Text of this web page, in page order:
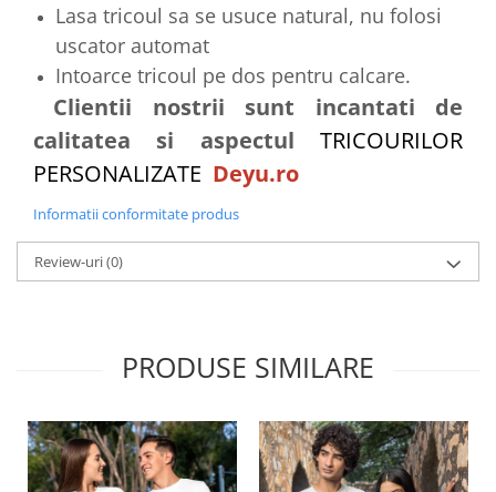
Lasa tricoul sa se usuce natural, nu folosi
uscator automat
Intoarce tricoul pe dos pentru calcare.
Clientii nostrii sunt incantati de
calitatea si aspectul TRICOURILOR
PERSONALIZATE Deyu.ro
Informatii conformitate produs
Review-uri(0)
PRODUSE SIMILARE